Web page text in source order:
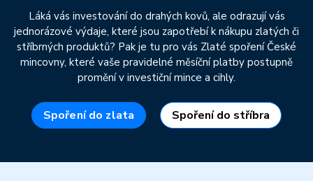
Láká vás investování do drahých kovů, ale odrazují vás
jednorázové výdaje, které jsou zapotřebí k nákupu zlatých či
stříbrných produktů? Pak je tu pro vás Zlaté spoření České
mincovny, které vaše pravidelné měsíční platby postupně
promění v investiční mince a cihly.
Spoření do zlata Spoření do stříbra